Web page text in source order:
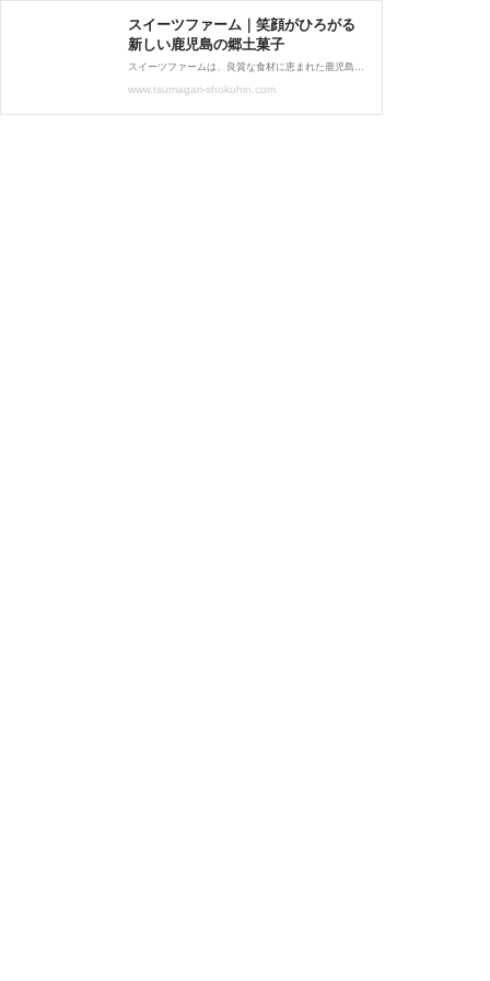
スイーツファーム｜笑顔がひろがる
新しい鹿児島の郷土菓子
スイーツファームは、良質な食材に恵まれた鹿児島で、郷土菓子に新たな要素をプラスしたお菓子の製造・販売を行っております。和菓子の「さつま 喜咲家」、洋菓子の「パティスリー アミティエ」、団子と大福の「彦一だんご」、それぞれ通信販売も対応しております。
www.tsumagari-shokuhin.com